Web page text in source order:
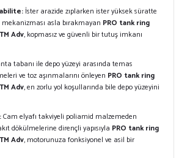
İster arazide zıplarken ister yüksek süratte
asla bırakmayan PRO tank ring
Adv, kopmasız ve güvenli bir tutuş imkanı
tabanı ile depo yüzeyi arasında temas
ve toz aşınmalarını önleyen PRO tank ring
Adv, en zorlu yol koşullarında bile depo yüzeyini
Cam elyafı takviyeli poliamid malzemeden
dökülmelerine dirençli yapısıyla PRO tank ring
Adv, motorunuza fonksiyonel ve asil bir